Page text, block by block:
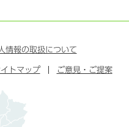
ー
ュ
ブ
ン
ラ
情報の取扱について
トマップ ご意見・ご提案